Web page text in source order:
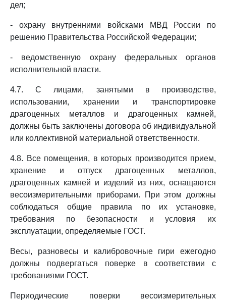
дел;
- охрану внутренними войсками МВД России по
решению Правительства Российской Федерации;
- ведомственную охрану федеральных органов
исполнительной власти.
4.7. С лицами, занятыми в производстве,
использовании, хранении и транспортировке
драгоценных металлов и драгоценных камней,
должны быть заключены договора об индивидуальной
или коллективной материальной ответственности.
4.8. Все помещения, в которых производится прием,
хранение и отпуск драгоценных металлов,
драгоценных камней и изделий из них, оснащаются
весоизмерительными приборами. При этом должны
соблюдаться общие правила по их установке,
требования по безопасности и условия их
эксплуатации, определяемые ГОСТ.
Весы, разновесы и калибровочные гири ежегодно
должны подвергаться поверке в соответствии с
требованиями ГОСТ.
Периодические поверки весоизмерительных